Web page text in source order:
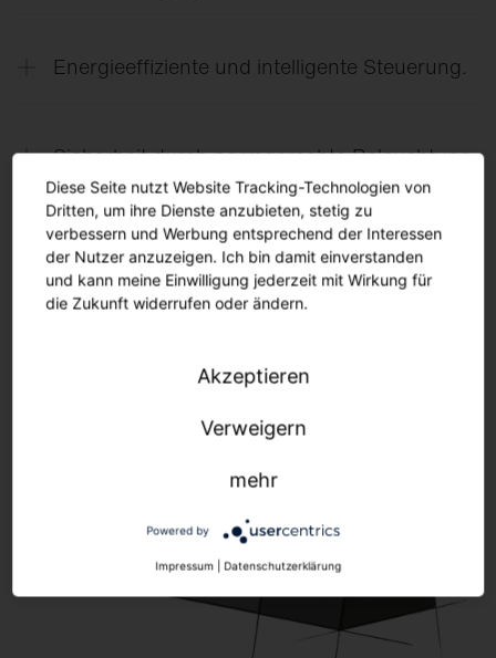
widerstandsfähig gegenüber Staub,
Temperaturschwankungen und Dauerbetrieb sein.
Energieeffiziente und intelligente Steuerung.
Lagergängen und schaltet Licht bedarfsgerecht
Beleuchtung.
Sicherheit durch normgerechte Beleuchtung.
Normkonforme Beleuchtungsstärken sowie
zuverlässige Not- und Sicherheitsbeleuchtung
unterstützen sichere Arbeitsabläufe und erfüllen
gesetzliche Anforderungen.
Diese Seite nutzt Website Tracking-Technologien von
Dritten, um ihre Dienste anzubieten, stetig zu
verbessern und Werbung entsprechend der Interessen
der Nutzer anzuzeigen. Ich bin damit einverstanden
und kann meine Einwilligung jederzeit mit Wirkung für
die Zukunft widerrufen oder ändern.
Akzeptieren
Verweigern
mehr
Powered by
Impressum Datenschutzerklärung